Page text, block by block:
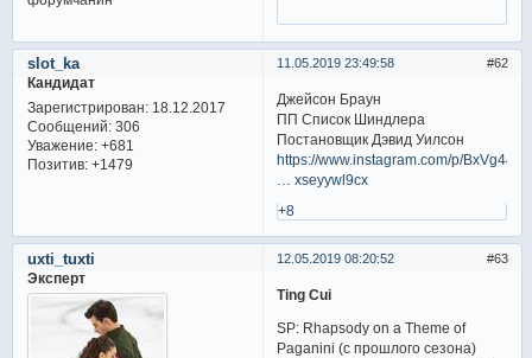
62
11.05.2019 23:49:58
slot_ka
Кандидат
Зарегистрирован: 18.12.2017
Сообщений:306
Уважение: +681
Позитив: +1479
Джейсон Браун
ПП Список Шиндлера
Постановщик Дэвид Уилсон
https://www.instagram.com/p/
… xseyywl9cx
+8
63
12.05.2019 08:20:52
uxti_tuxti
Эксперт
Ting Cui
SP: Rhapsody on a Theme of
Paganini (с прошлого сезона)